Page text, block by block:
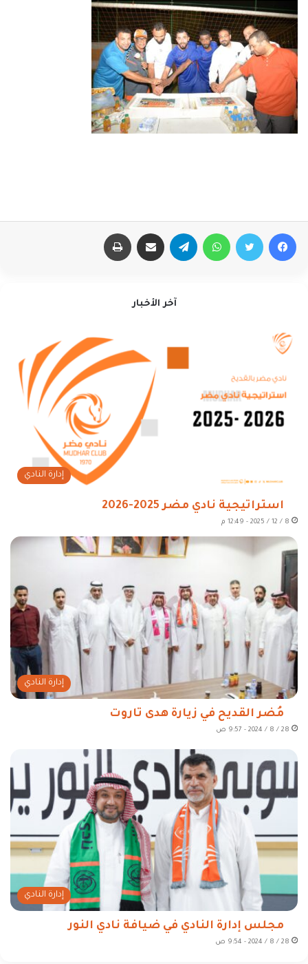
فيسبوك تويتر واتساب تيلقرام مشاركة عبر البريد
آخر الأخبار
إدارة النادي
استراتيجية نادي مضر 2025-2026
8 / 12 / 2025 - 12:49 م
إدارة النادي
مُضر القديح في زيارة هدى تاروت
28 / 8 / 2024 - 9:57 ص
إدارة النادي
مجلس إدارة النادي في ضيافة نادي النور
28 / 8 / 2024 - 9:54 ص